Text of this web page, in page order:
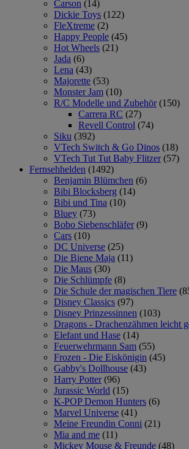
Carson (14)
Dickie Toys (122)
FleXtreme (2)
Happy People (45)
Hot Wheels (21)
Jada (6)
Lena (43)
Majorette (53)
Monster Jam (10)
R/C Modelle und Zubehör (150)
Carrera RC (27)
Revell Control (74)
Siku (392)
VTech Switch & Go Dinos (18)
VTech Tut Tut Baby Flitzer (57)
Fernsehhelden (1492)
Benjamin Blümchen (6)
Bibi Blocksberg (14)
Bibi und Tina (10)
Bluey (73)
Bobo Siebenschläfer (9)
Cars (10)
DC Universe (25)
Die Biene Maja (11)
Die Maus (30)
Die Schlümpfe (8)
Die Schule der magischen Tiere
Disney Classics (97)
Disney Prinzessinnen (103)
Dragons - Drachenzähmen leicht
Elefant und Hase (14)
Feuerwehrmann Sam (55)
Frozen - Die Eiskönigin (45)
Gabby's Dollhouse (43)
Harry Potter (96)
Jurassic World (15)
K-POP Demon Hunters (6)
Marvel Universe (41)
Meine Freundin Conni (21)
Mia and me (11)
Mickey Mouse & Freunde (48)